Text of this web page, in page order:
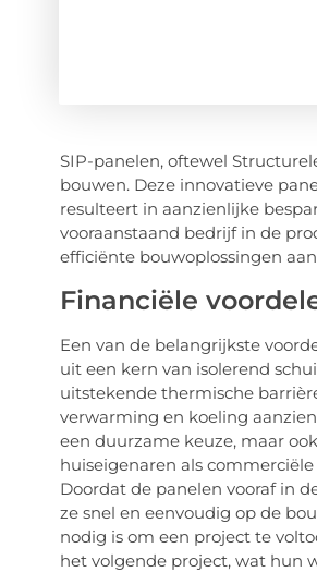
SIP-panelen, oftewel
bouwen. Deze innovatieve
resulteert in aanzienlijke
vooraanstaand bedrijf in de
efficiënte bouwoplossingen
Financiële
Een van de belangrijkste
uit een kern van isolerend
uitstekende thermische
verwarming en koeling
een duurzame keuze, maar ook
huiseigenaren als
Doordat de panelen vooraf in
ze snel en eenvoudig op de
nodig is om een project te
het volgende project, wat hun